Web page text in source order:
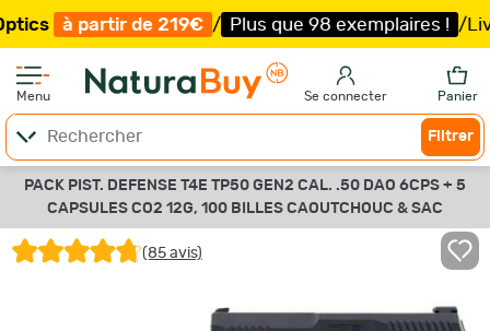
partir de 219€ / Plus que 98 exemplaires ! /Livraison
Menu Se connecter Panier
Filtrer
PACK PIST. DEFENSE T4E TP50 GEN2 CAL. .50 DAO 6CPS + 5
CAPSULES CO2 12G, 100 BILLES CAOUTCHOUC & SAC
(85 avis)